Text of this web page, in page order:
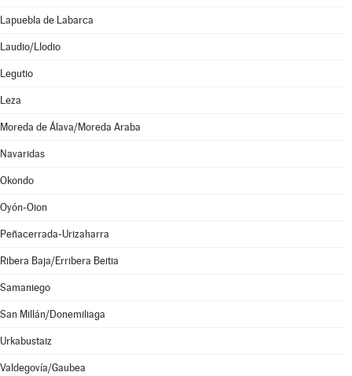
Lapuebla de Labarca
Laudio/Llodio
Legutio
Leza
Moreda de Álava/Moreda Araba
Navaridas
Okondo
Oyón-Oion
Peñacerrada-Urizaharra
Ribera Baja/Erribera Beitia
Samaniego
San Millán/Donemiliaga
Urkabustaiz
Valdegovía/Gaubea